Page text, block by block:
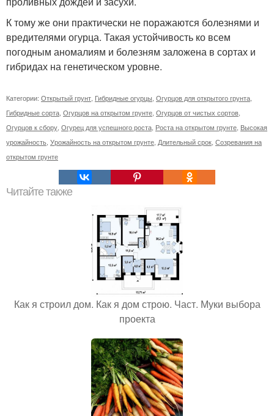
К тому же они практически не поражаются болезнями и
вредителями огурца. Такая устойчивость ко всем
погодным аномалиям и болезням заложена в сортах и
гибридах на генетическом уровне.
Категории: Открытый грунт, Гибридные огурцы, Огурцов для открытого грунта,
Гибридные сорта, Огурцов на открытом грунте, Огурцов от чистых сортов,
Огурцов к сбору, Огурец для успешного роста, Роста на открытом грунте, Высокая
урожайность, Урожайность на открытом грунте, Длительный срок, Созревания на
открытом грунте
Читайте также
Как я строил дом. Как я дом строю. Част. Муки выбора
проекта